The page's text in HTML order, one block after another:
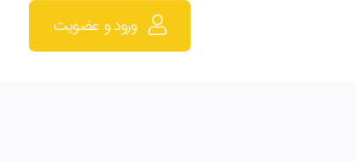
ورود و عضویت